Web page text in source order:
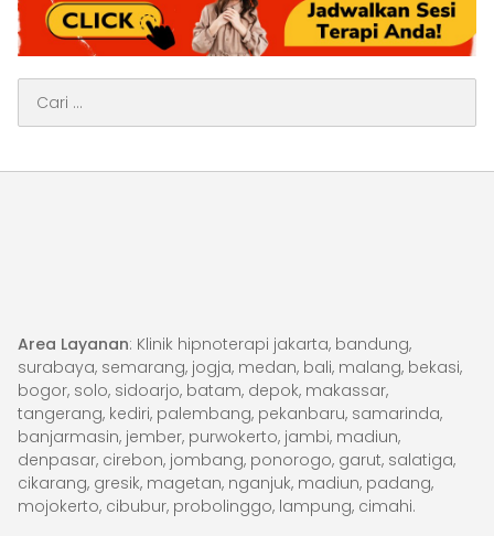
untuk:
Area Layanan: Klinik hipnoterapi jakarta, bandung,
surabaya, semarang, jogja, medan, bali, malang, bekasi,
bogor, solo, sidoarjo, batam, depok, makassar,
tangerang, kediri, palembang, pekanbaru, samarinda,
banjarmasin, jember, purwokerto, jambi, madiun,
denpasar, cirebon, jombang, ponorogo, garut, salatiga,
cikarang, gresik, magetan, nganjuk, madiun, padang,
mojokerto, cibubur, probolinggo, lampung, cimahi.